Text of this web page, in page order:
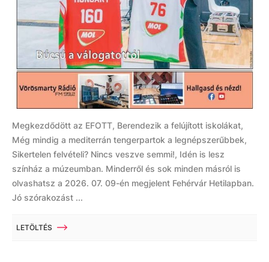
Megkezdődött az EFOTT, Berendezik a felújított iskolákat,
Még mindig a mediterrán tengerpartok a legnépszerűbbek,
Sikertelen felvételi? Nincs veszve semmi!, Idén is lesz
színház a múzeumban. Minderről és sok minden másról is
olvashatsz a 2026. 07. 09-én megjelent Fehérvár Hetilapban.
Jó szórakozást ...
LETÖLTÉS